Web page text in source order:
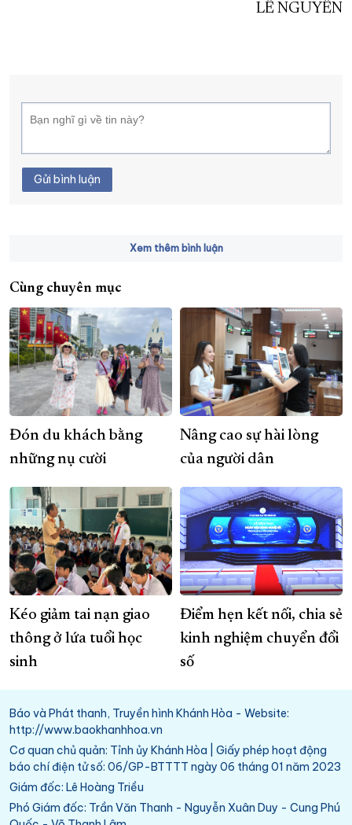
LÊ NGUYÊN
Gửi bình luận
Xem thêm bình luận
Cùng chuyên mục
Đón du khách bằng
những nụ cười
Nâng cao sự hài lòng
của người dân
Kéo giảm tai nạn giao
thông ở lứa tuổi học
sinh
Điểm hẹn kết nối, chia sẻ
kinh nghiệm chuyển đổi
số
Báo và Phát thanh, Truyền hình Khánh Hòa - Website:
http://www.baokhanhhoa.vn
Cơ quan chủ quản: Tỉnh ủy Khánh Hòa | Giấy phép hoạt động
báo chí điện tử số: 06/GP-BTTTT ngày 06 tháng 01 năm 2023
Giám đốc: Lê Hoàng Triều
Phó Giám đốc: Trần Văn Thanh - Nguyễn Xuân Duy - Cung Phú